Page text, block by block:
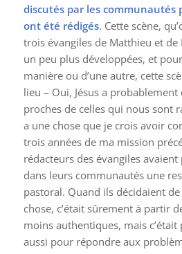
discutés par les communautés
ont été rédigés. Cette scène,
trois évangiles de Matthieu et de
un peu plus développées, et
manière ou d’une autre, cette
lieu – Oui, Jésus a
proches de celles qui nous sont
a une chose que je crois avoir
trois années de ma mission
rédacteurs des évangiles
dans leurs communautés une
pastoral. Quand ils décidaient
chose, c’était sûrement à partir
moins authentiques, mais
aussi pour répondre aux